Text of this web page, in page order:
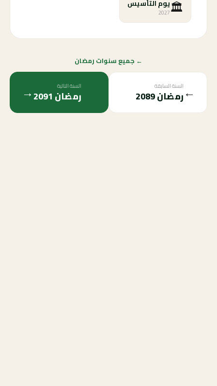
🏛️يوم التأسيس
2027
← جميع سنوات رمضان
← السنة السابقة
رمضان2089
السنة التالية
رمضان 2091
→